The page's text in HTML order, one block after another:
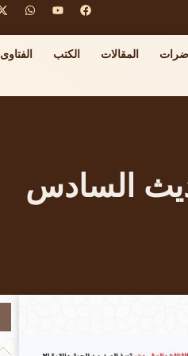
المقالات الكتب الفتاوى
السادس